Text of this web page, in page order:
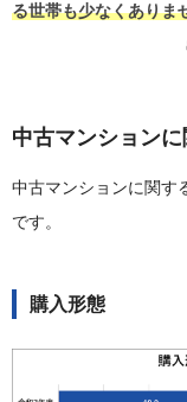
る世帯も少なくありま
中古マンション
中古マンションに関す
です。
購入形態